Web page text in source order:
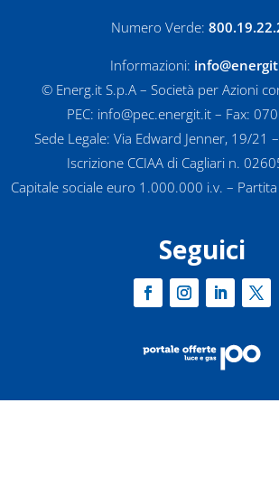
Numero Verde:
Informazioni:
© Energ.it S.p.A – Società per Azioni
PEC: info@pec.energit.it – Fax:
Sede Legale: Via Edward Jenner, 19/21
Iscrizione CCIAA di Cagliari n.
Capitale sociale euro 1.000.000 i.v. –
Seguici